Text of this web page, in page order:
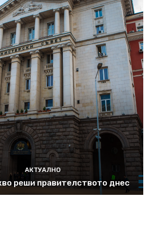
АКТУАЛНО
реши правителството днес